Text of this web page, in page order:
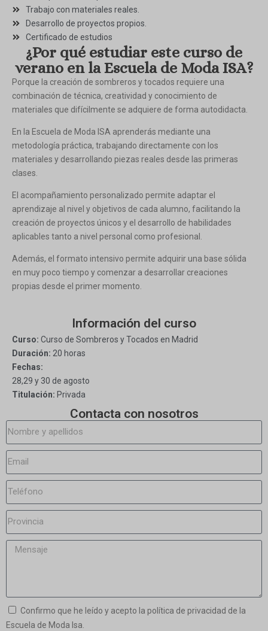
Trabajo con materiales reales.
Desarrollo de proyectos propios.
Certificado de estudios
¿Por qué estudiar este curso de
verano en la Escuela de Moda ISA?
Porque la creación de sombreros y tocados requiere una
combinación de técnica, creatividad y conocimiento de
materiales que difícilmente se adquiere de forma autodidacta.
En la Escuela de Moda ISA aprenderás mediante una
metodología práctica, trabajando directamente con los
materiales y desarrollando piezas reales desde las primeras
clases.
El acompañamiento personalizado permite adaptar el
aprendizaje al nivel y objetivos de cada alumno, facilitando la
creación de proyectos únicos y el desarrollo de habilidades
aplicables tanto a nivel personal como profesional.
Además, el formato intensivo permite adquirir una base sólida
en muy poco tiempo y comenzar a desarrollar creaciones
propias desde el primer momento.
Información del curso
Curso: Curso de Sombreros y Tocados en Madrid
Duración: 20 horas
Fechas:
28,29 y 30 de agosto
Titulación: Privada
Contacta con nosotros
Confirmo que he leído y acepto la política de privacidad de la
Escuela de Moda Isa.